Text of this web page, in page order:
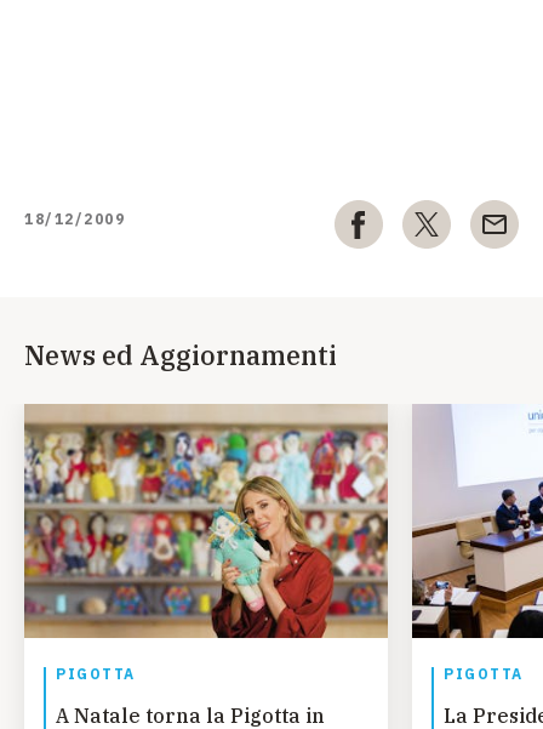
18/12/2009
News ed Aggiornamenti
PIGOTTA
A Natale torna la Pigotta in
PIGOTTA
La